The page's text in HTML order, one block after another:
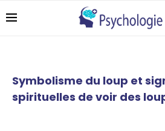
Symbolisme du loup et
spirituelles de voir des